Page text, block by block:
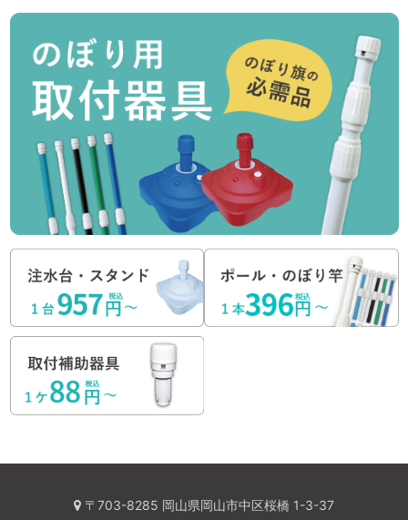
〒703-8285 岡山県岡山市中区桜橋 1-3-37